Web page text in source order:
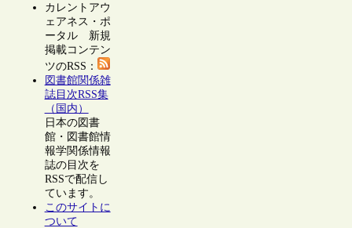
カレントアウ
ェアネス・ポ
ータル 新規
掲載コンテン
ツのRSS：
図書館関係雑
誌目次RSS集
（国内）
日本の図書
館・図書館情
報学関係情報
誌の目次を
RSSで配信し
ています。
このサイトに
ついて